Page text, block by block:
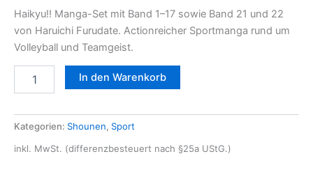
Haikyu!! Manga-Set mit Band 1–17 sowie Band 21 und 22
von Haruichi Furudate. Actionreicher Sportmanga rund um
Volleyball und Teamgeist.
In den Warenkorb
Kategorien: Shounen, Sport
inkl. MwSt. (differenzbesteuert nach §25a UStG.)